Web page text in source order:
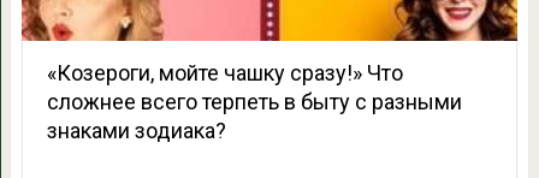
«Козероги, мойте чашку сразу!» Что
сложнее всего терпеть в быту с разными
знаками зодиака?